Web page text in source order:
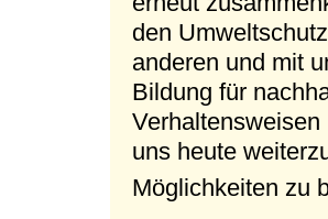
den
anderen und mit
Bildung für
uns heute
Möglichkeiten zu